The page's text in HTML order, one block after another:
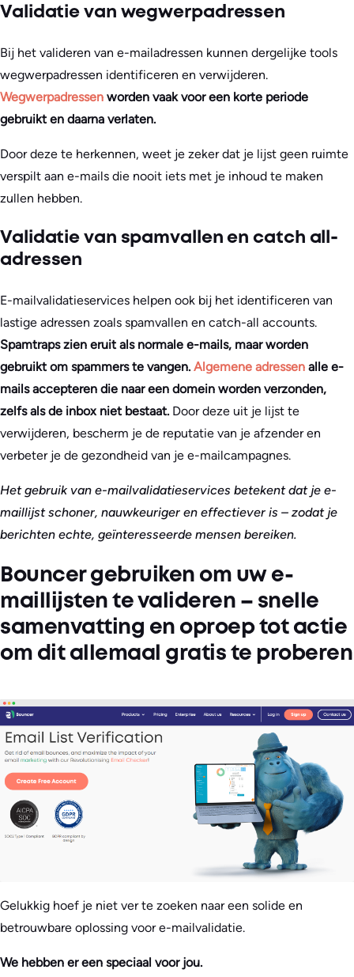
Validatie van wegwerpadressen
Bij het valideren van e-mailadressen kunnen dergelijke tools
wegwerpadressen identificeren en verwijderen.
Wegwerpadressen worden vaak voor een korte periode
gebruikt en daarna verlaten.
Door deze te herkennen, weet je zeker dat je lijst geen ruimte
verspilt aan e-mails die nooit iets met je inhoud te maken
zullen hebben.
Validatie van spamvallen en catch all-
adressen
E-mailvalidatieservices helpen ook bij het identificeren van
lastige adressen zoals spamvallen en catch-all accounts.
Spamtraps zien eruit als normale e-mails, maar worden
gebruikt om spammers te vangen. Algemene adressen alle e-
mails accepteren die naar een domein worden verzonden,
zelfs als de inbox niet bestaat. Door deze uit je lijst te
verwijderen, bescherm je de reputatie van je afzender en
verbeter je de gezondheid van je e-mailcampagnes.
Het gebruik van e-mailvalidatieservices betekent dat je e-
maillijst schoner, nauwkeuriger en effectiever is – zodat je
berichten echte, geïnteresseerde mensen bereiken.
Bouncer gebruiken om uw e-
maillijsten te valideren – snelle
samenvatting en oproep tot actie
om dit allemaal gratis te proberen
Gelukkig hoef je niet ver te zoeken naar een solide en
betrouwbare oplossing voor e-mailvalidatie.
We hebben er een speciaal voor jou.